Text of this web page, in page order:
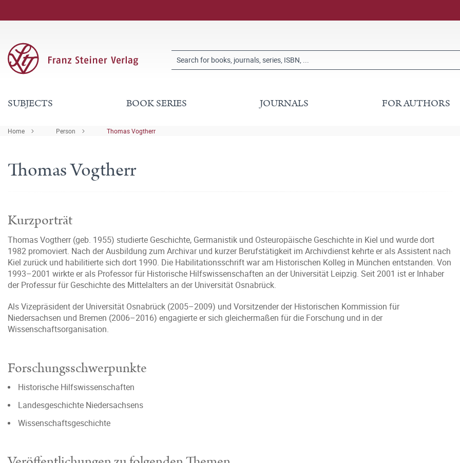
SUBJECTS BOOK SERIES JOURNALS FOR AUTHORS
Home Person Thomas Vogtherr
Thomas Vogtherr
Kurzporträt
Thomas Vogtherr (geb. 1955) studierte Geschichte, Germanistik und Osteuropäische Geschichte in Kiel und wurde dort
1982 promoviert. Nach der Ausbildung zum Archivar und kurzer Berufstätigkeit im Archivdienst kehrte er als Assistent nach
Kiel zurück und habilitierte sich dort 1990. Die Habilitationsschrift war am Historischen Kolleg in München entstanden. Von
1993–2001 wirkte er als Professor für Historische Hilfswissenschaften an der Universität Leipzig. Seit 2001 ist er Inhaber
der Professur für Geschichte des Mittelalters an der Universität Osnabrück.
Als Vizepräsident der Universität Osnabrück (2005–2009) und Vorsitzender der Historischen Kommission für
Niedersachsen und Bremen (2006–2016) engagierte er sich gleichermaßen für die Forschung und in der
Wissenschaftsorganisation.
Forschungsschwerpunkte
Historische Hilfswissenschaften
Landesgeschichte Niedersachsens
Wissenschaftsgeschichte